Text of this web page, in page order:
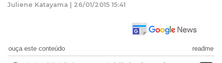
Juliene Katayama | 26/01/2015 15:41
ouça este conteúdo readme